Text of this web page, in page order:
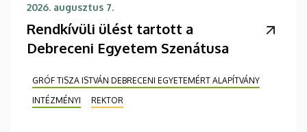
2026. augusztus 7.
Rendkívüli ülést tartott a
Debreceni Egyetem Szenátusa
GRÓF TISZA ISTVÁN DEBRECENI EGYETEMÉRT ALAPÍTVÁNY
INTÉZMÉNYI
REKTOR